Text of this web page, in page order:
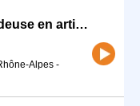
#SAISON HIVER Vendeur / Vendeuse en articles de sport (H/F)
Alpes -